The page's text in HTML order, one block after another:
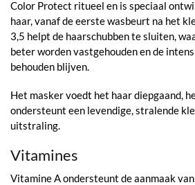
Color Protect ritueel en is speciaal
haar, vanaf de eerste wasbeurt na het
3,5 helpt de haarschubben te sluiten,
beter worden vastgehouden en de
behouden blijven.
Het masker voedt het haar diepgaand,
ondersteunt een levendige, stralende
uitstraling.
Vitamines
Vitamine A ondersteunt de aanmaak